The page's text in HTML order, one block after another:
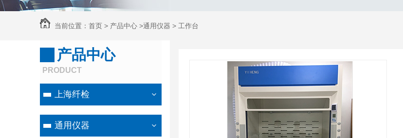
当前位置： 首页 > 产品中心 >通用仪器 > 工作台
产品中心
PRODUCT
上海纤检
通用仪器